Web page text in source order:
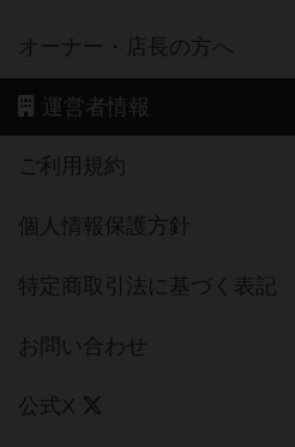
オーナー・店長の方へ
運営者情報
ご利用規約
個人情報保護方針
特定商取引法に基づく表記
お問い合わせ
公式X